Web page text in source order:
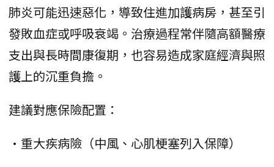
肺炎可能迅速惡化，導致住進加護病房，甚至引
發敗血症或呼吸衰竭。治療過程常伴隨高額醫療
支出與長時間康復期，也容易造成家庭經濟與照
護上的沉重負擔。
建議對應保險配置：
•重大疾病險（中風、心肌梗塞列入保障）